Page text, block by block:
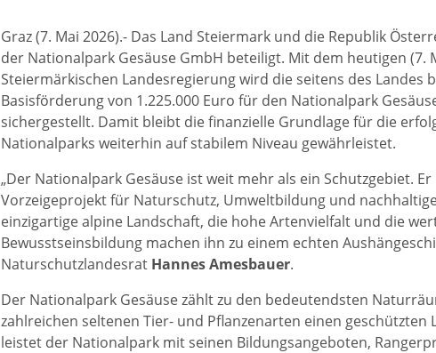
Graz (7. Mai 2026).- Das Land Steiermark und die Republik
der Nationalpark Gesäuse GmbH beteiligt. Mit dem heutigen (7.
Steiermärkischen Landesregierung wird die seitens des Landes
Basisförderung von 1.225.000 Euro für den Nationalpark
sichergestellt. Damit bleibt die finanzielle Grundlage für die
Nationalparks weiterhin auf stabilem Niveau gewährleistet.
„Der Nationalpark Gesäuse ist weit mehr als ein Schutzgebiet.
Vorzeigeprojekt für Naturschutz, Umweltbildung und
einzigartige alpine Landschaft, die hohe Artenvielfalt und die
Bewusstseinsbildung machen ihn zu einem echten
Naturschutzlandesrat Hannes Amesbauer.
Der Nationalpark Gesäuse zählt zu den bedeutendsten
zahlreichen seltenen Tier- und Pflanzenarten einen geschützten
leistet der Nationalpark mit seinen Bildungsangeboten,